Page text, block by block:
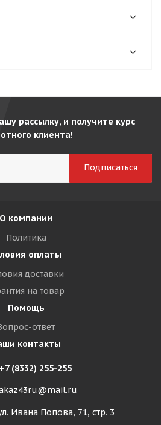
рассылку, и получите курс
клиента!
О компании
Политика
оплаты
доставки
на товар
Помощь
ответ
контакты
+7 (8332) 255-255
Ивана Попова, 71, стр. 3